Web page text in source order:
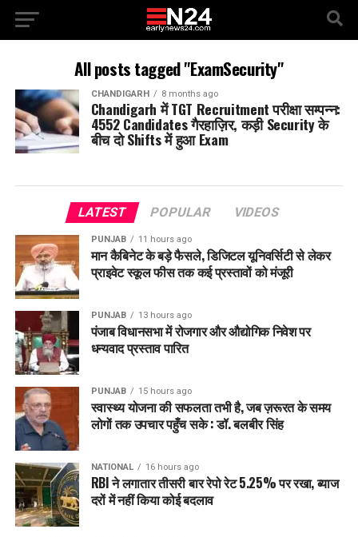
All posts tagged "ExamSecurity"
CHANDIGARH 8 months ago
Chandigarh में TGT Recruitment परीक्षा सम्पन्न:
4552 Candidates गैरहाज़िर, कड़ी Security के
बीच दो Shifts में हुआ Exam
LATEST POPULAR VIDEOS
PUNJAB 11 hours ago
मान कैबिनेट के बड़े फैसले, डिजिटल यूनिवर्सिटी से लेकर
प्राइवेट स्कूल फीस तक कई प्रस्तावों को मंजूरी
PUNJAB 13 hours ago
पंजाब विधानसभा में रोजगार और औद्योगिक निवेश पर
धन्यवाद प्रस्ताव पारित
PUNJAB 15 hours ago
स्वास्थ्य योजना की सफलता तभी है, जब ज़रूरत के समय
लोगों तक उपचार पहुँच सके : डॉ. बलबीर सिंह
NATIONAL 16 hours ago
RBI ने लगातार तीसरी बार रेपो रेट 5.25% पर रखा, ब्याज
दरों में नहीं किया कोई बदलाव